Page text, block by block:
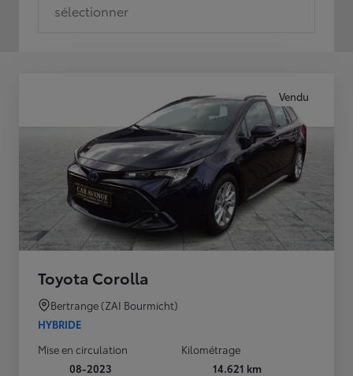
sélectionner
Vendu
Toyota Corolla
Bertrange (ZAI Bourmicht)
HYBRIDE
Mise en circulation
08-2023
Kilométrage
14.621 km